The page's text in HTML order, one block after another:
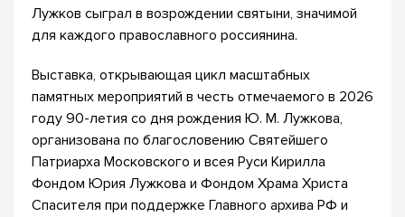
Лужков сыграл в возрождении святыни, значимой
для каждого православного россиянина.
Выставка, открывающая цикл масштабных
памятных мероприятий в честь отмечаемого в 2026
году 90-летия со дня рождения Ю. М. Лужкова,
организована по благословению Святейшего
Патриарха Московского и всея Руси Кирилла
Фондом Юрия Лужкова и Фондом Храма Христа
Спасителя при поддержке Главного архива РФ и